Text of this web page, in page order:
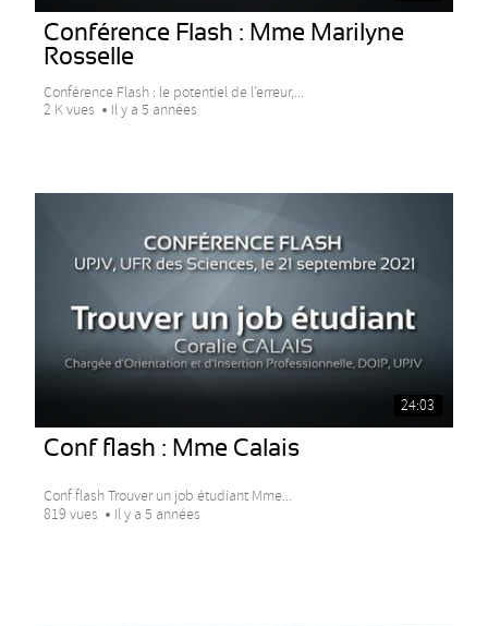
Conférence Flash : Mme Marilyne
Rosselle
Conférence Flash : le potentiel de l’erreur,...
2 K vues
Il y a 5 années
24:03
Conf flash : Mme Calais
Conf flash Trouver un job étudiant Mme...
819 vues
Il y a 5 années